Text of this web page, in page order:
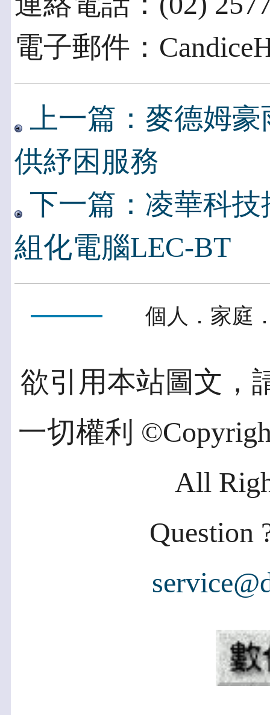
電子郵件：
上一篇：麥德姆
供紓困服務
下一篇：凌華科
組化電腦LEC-BT
個人．家庭
欲引用本站圖文，
一切權利
All
Question